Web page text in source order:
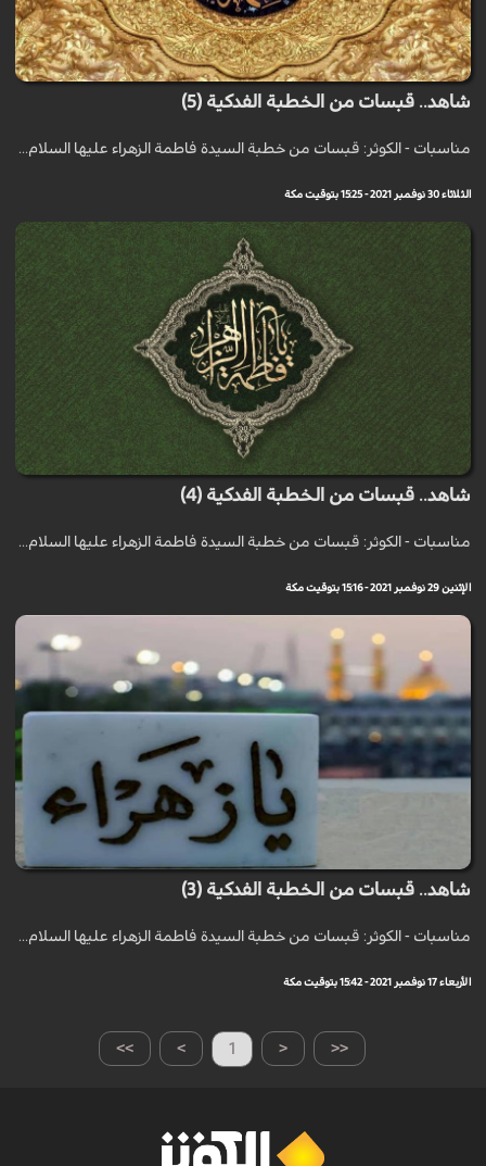
شاهد.. قبسات من الخطبة الفدكية (5)
مناسبات - الكوثر: قبسات من خطبة السيدة فاطمة الزهراء عليها السلام...
الثلاثاء 30 نوفمبر 2021 - 15:25 بتوقيت مكة
شاهد.. قبسات من الخطبة الفدكية (4)
مناسبات - الكوثر: قبسات من خطبة السيدة فاطمة الزهراء عليها السلام...
الإثنين 29 نوفمبر 2021 - 15:16 بتوقيت مكة
شاهد.. قبسات من الخطبة الفدكية (3)
مناسبات - الكوثر: قبسات من خطبة السيدة فاطمة الزهراء عليها السلام...
الأربعاء 17 نوفمبر 2021 - 15:42 بتوقيت مكة
>> > 1 < <<